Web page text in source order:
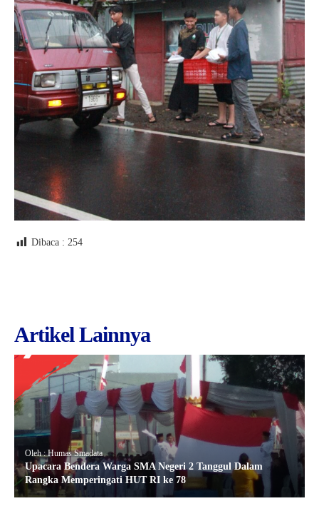
Dibaca : 254
Artikel Lainnya
Oleh : Humas Smadata
Upacara Bendera Warga SMA Negeri 2 Tanggul Dalam
Rangka Memperingati HUT RI ke 78